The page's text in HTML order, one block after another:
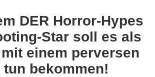
DER Horror-Hypes
Star soll es als
einem perversen
bekommen!